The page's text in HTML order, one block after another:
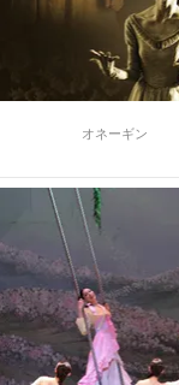
オネーギン